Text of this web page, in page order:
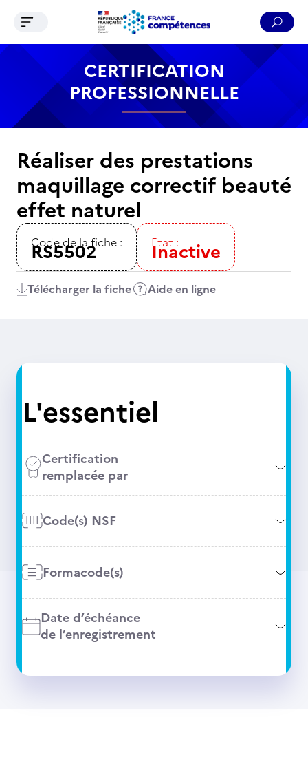
Contenu Recherche Menu Pied de page
Ouvrir le menu de navigation
CERTIFICATION
PROFESSIONNELLE
Réaliser des prestations
maquillage correctif beauté
effet naturel
Code de la fiche :
RS5502 Etat :
Inactive
Télécharger la fiche Aide en ligne
L'essentiel
Certification
remplacée par
Code(s) NSF
Formacode(s)
Date d’échéance
de l’enregistrement